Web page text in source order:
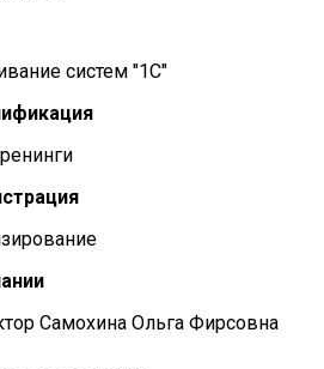
систем "1С"
Самохина Ольга Фирсовна